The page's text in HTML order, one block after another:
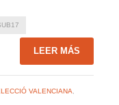
LEER MÁS
VALENCIANA